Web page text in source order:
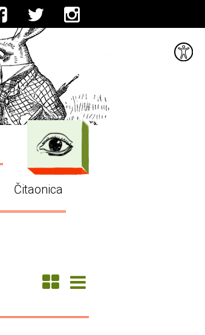
Čitaonica